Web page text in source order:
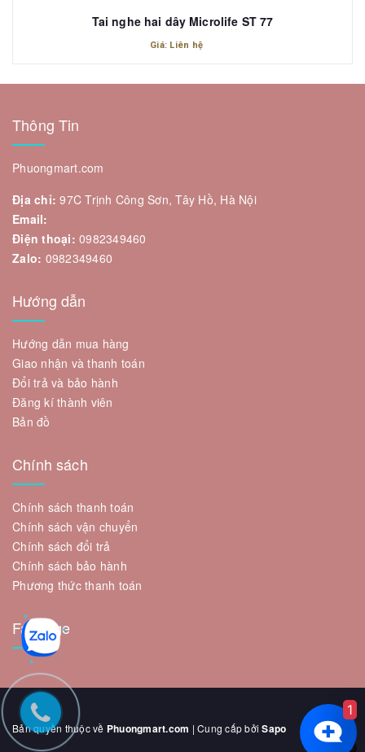
Tai nghe hai dây Microlife ST 77
Giá: Liên hệ
Thông Tin
Phuongmart.com
Địa chỉ: 97C Trịnh Công Sơn, Tây Hồ, Hà Nội
Email:
Điện thoại: 0982349460
Zalo: 0982349460
Hướng dẫn
Hướng dẫn mua hàng
Giao nhận và thanh toán
Đổi trả và bảo hành
Đăng kí thành viên
Bản đồ
Chính sách
Chính sách thanh toán
Chính sách vận chuyển
Chính sách đổi trả
Chính sách bảo hành
Phương thức thanh toán
Fanpage
Bản quyền thuộc về Phuongmart.com | Cung cấp bởiSapo
1